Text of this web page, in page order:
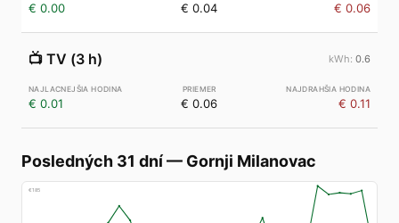
€ 0.00 € 0.04 € 0.06
📺 TV (3 h) 0.6
€ 0.01 € 0.06 € 0.11
Posledných 31 dní— Gornji Milanovac
€185